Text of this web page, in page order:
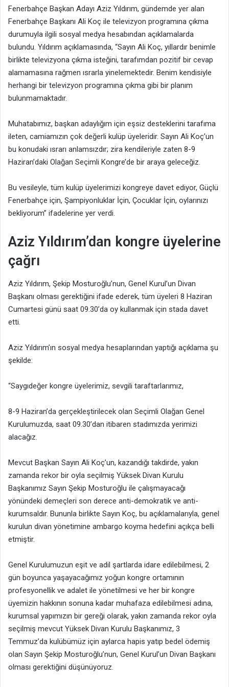
Fenerbahçe Başkan Adayı Aziz Yıldırım, gündemde yer alan
Fenerbahçe Başkanı Ali Koç ile televizyon programına çıkma
durumuyla ilgili sosyal medya hesabından açıklamalarda
bulundu. Yıldırım açıklamasında, “Sayın Ali Koç, yıllardır benimle
birlikte televizyona çıkma isteğini, tarafımdan pozitif bir cevap
alamamasına rağmen ısrarla yinelemektedir. Benim kendisiyle
herhangi bir televizyon programına çıkma gibi bir planım
bulunmamaktadır.
Muhatabımız, başkan adaylığım için eşsiz desteklerini tarafıma
ileten, camiamızın çok değerli kulüp üyeleridir. Sayın Ali Koç’un
bu konudaki ısrarı anlamsızdır; zira kendileriyle zaten 8-9
Haziran’daki Olağan Seçimli Kongre’de bir araya geleceğiz.
Bu vesileyle, tüm kulüp üyelerimizi kongreye davet ediyor, Güçlü
Fenerbahçe için, Şampiyonluklar İçin, Çocuklar İçin, oylarınızı
bekliyorum” ifadelerine yer verdi.
Aziz Yıldırım’dan kongre üyelerine
çağrı
Aziz Yıldırım, Şekip Mosturoğlu’nun, Genel Kurul’un Divan
Başkanı olması gerektiğini ifade ederek, tüm üyeleri 8 Haziran
Cumartesi günü saat 09.30’da oy kullanmak için stada davet
etti.
Aziz Yıldırım’ın sosyal medya hesaplarından yaptığı açıklama şu
şekilde:
“Saygıdeğer kongre üyelerimiz, sevgili taraftarlarımız,
8-9 Haziran’da gerçekleştirilecek olan Seçimli Olağan Genel
Kurulumuzda, saat 09.30’dan itibaren stadımızda yerimizi
alacağız.
Mevcut Başkan Sayın Ali Koç’un, kazandığı takdirde, yakın
zamanda rekor bir oyla seçilmiş Yüksek Divan Kurulu
Başkanımız Sayın Şekip Mosturoğlu ile çalışmayacağı
yönündeki demeçleri son derece anti-demokratik ve anti-
kurumsaldır. Bununla birlikte Sayın Koç, bu açıklamalarıyla, genel
kurulun divan yönetimine ambargo koyma hedefini açıkça belli
etmiştir.
Genel Kurulumuzun eşit ve adil şartlarda idare edilebilmesi, 2
gün boyunca yaşayacağımız yoğun kongre ortamının
profesyonellik ve adalet ile yönetilmesi ve her bir kongre
üyemizin hakkının sonuna kadar muhafaza edilebilmesi adına,
kurumsal yapımızın bir gereği olarak, yakın zamanda rekor oyla
seçilmiş mevcut Yüksek Divan Kurulu Başkanımız, 3
Temmuz’da kulübümüz için aylarca hapis yatıp bedel ödemiş
olan Sayın Şekip Mosturoğlu’nun, Genel Kurul’un Divan Başkanı
olması gerektiğini düşünüyoruz.